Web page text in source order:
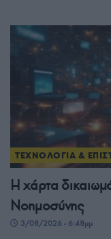
ΤΕΧΝΟΛΟΓΙΑ &
H χάρτα
Νοημοσύνης
3/08/2026 - 6:48μμ